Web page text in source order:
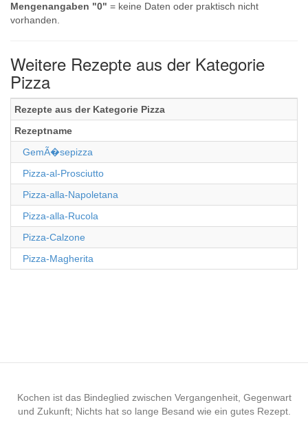
Mengenangaben "0" = keine Daten oder praktisch nicht
vorhanden.
Weitere Rezepte aus der Kategorie
Pizza
Rezepte aus der Kategorie Pizza
Rezeptname
GemÃ�sepizza
Pizza-al-Prosciutto
Pizza-alla-Napoletana
Pizza-alla-Rucola
Pizza-Calzone
Pizza-Magherita
Kochen ist das Bindeglied zwischen Vergangenheit, Gegenwart
und Zukunft; Nichts hat so lange Besand wie ein gutes Rezept.